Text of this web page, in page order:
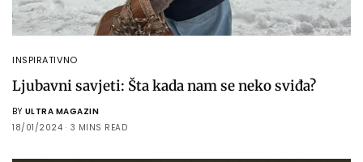
INSPIRATIVNO
Ljubavni savjeti: Šta kada nam se neko sviđa?
BY ULTRA MAGAZIN
18/01/2024
3 MINS READ